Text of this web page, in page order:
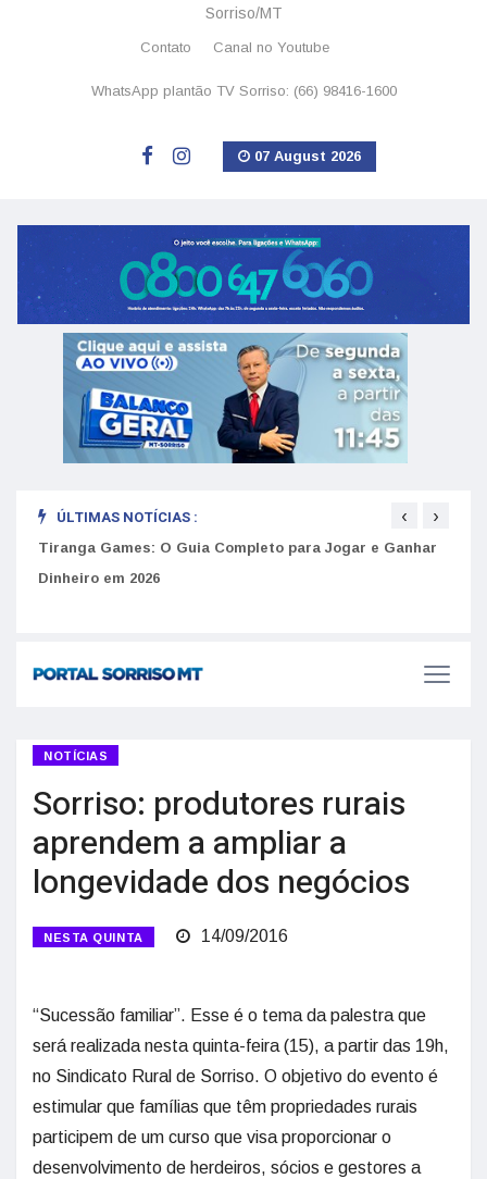
Sorriso/MT
Contato Canal no Youtube
WhatsApp plantão TV Sorriso: (66) 98416-1600
07 August 2026
ÚLTIMAS NOTÍCIAS :
Tiranga Games: O Guia Completo para Jogar e Ganhar
Dinheiro em 2026
‹ ›
NOTÍCIAS
Sorriso: produtores rurais
aprendem a ampliar a
longevidade dos negócios
NESTA QUINTA 14/09/2016
“Sucessão familiar”. Esse é o tema da palestra que
será realizada nesta quinta-feira (15), a partir das 19h,
no Sindicato Rural de Sorriso. O objetivo do evento é
estimular que famílias que têm propriedades rurais
participem de um curso que visa proporcionar o
desenvolvimento de herdeiros, sócios e gestores a